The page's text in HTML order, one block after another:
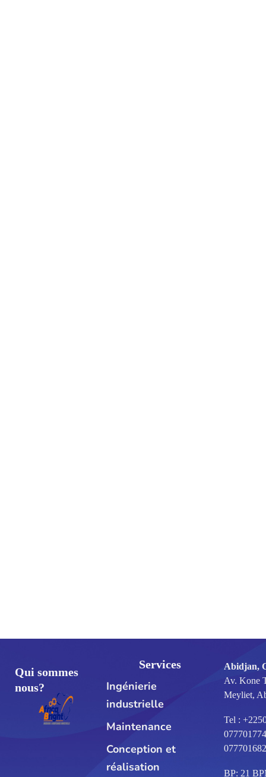
Qui sommes
nous?
Services
Ingénierie
industrielle
Maintenance
Conception et
réalisation
Abidjan,
Av. Kone
Meyliet,
Tel :
BP: 21